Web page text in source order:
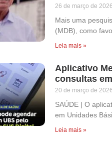
26 de março de 2026
Mais uma
(MDB), como
Leia mais »
Aplicativo
consultas
20 de março de 2026
SAÚDE | O
em Unidades
Leia mais »